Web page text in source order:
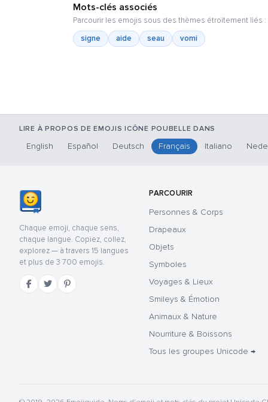
Mots-clés associés
Parcourir les emojis sous des thèmes étroitement liés :
signe
aide seau vomi
LIRE À PROPOS DE EMOJIS ICÔNE POUBELLE DANS
English Español Deutsch Français Italiano
Chaque emoji, chaque sens,
chaque langue. Copiez, collez,
explorez — à travers 15 langues
et plus de 3 700 emojis.
PARCOURIR
Personnes & Corps
Drapeaux
Objets
Symboles
Voyages & Lieux
Smileys & Émotion
Animaux & Nature
Nourriture & Boissons
Tous les groupes Unicode →